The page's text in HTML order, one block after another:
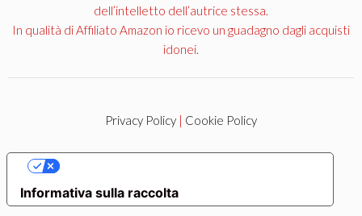
dell’intelletto dell’autrice stessa.
In qualità di Affiliato Amazon io ricevo un guadagno dagli acquisti
idonei.
Privacy Policy | Cookie Policy
Informativa sulla raccolta